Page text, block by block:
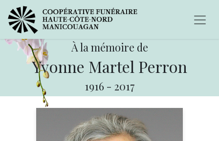
À la mémoire de
Yvonne Martel Perron
1916 - 2017